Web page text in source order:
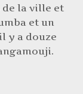
de la ville et
et un
y a douze